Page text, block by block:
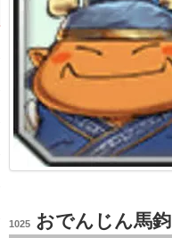
1025 おでんじん馬鈞